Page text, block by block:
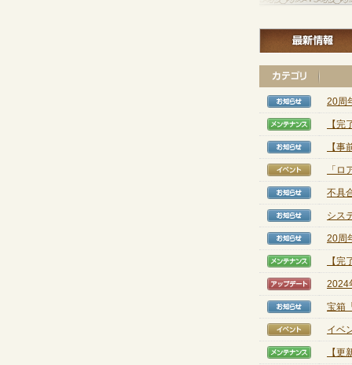
【お
20周
【メ
【
【お
【
【イ
「
【お
不具
【お
シス
【お
20周
【メ
【
【ア
2024
【お
宝箱
【イ
イベ
【メ
【